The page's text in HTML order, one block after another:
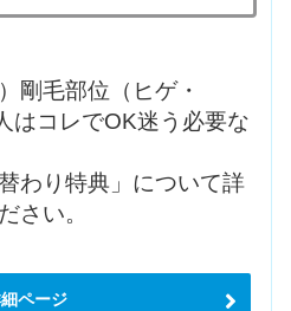
剛毛部位（ヒゲ・
はコレでOK迷う必要な
わり特典」について詳
さい。
ページ